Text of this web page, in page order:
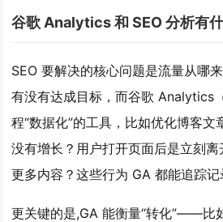
谷歌 Analytics 和 SEO 分析有
SEO 要解决的核心问题是流量从哪
有没有达成目标 ，而谷歌 Analytics
程“数据化”的工具，比如优化博客
没有增长？用户打开页面后是立刻
更多内容？这些行为 GA 都能追踪记
更关键的是,GA 能衡量“转化”——比